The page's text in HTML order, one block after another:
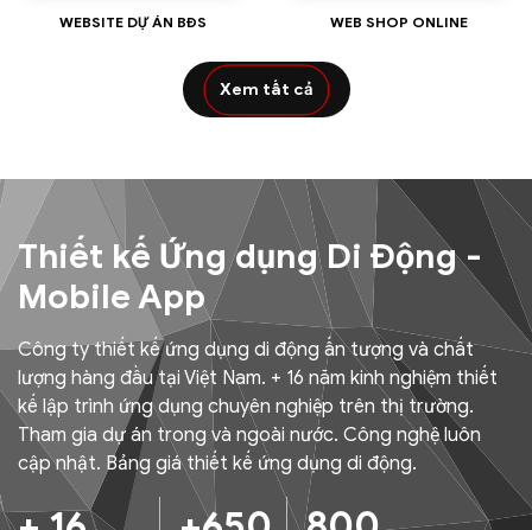
WEBSITE DỰ ÁN BĐS WEB SHOP ONLINE
Xem tất cả
Thiết kế Ứng dụng Di Động -
Mobile App
Công ty thiết kế ứng dụng di động ấn tượng và chất
lượng hàng đầu tại Việt Nam. + 16 năm kinh nghiệm thiết
kế lập trình ứng dụng chuyên nghiệp trên thị trường.
Tham gia dự án trong và ngoài nước. Công nghệ luôn
cập nhật. Bảng giá thiết kế ứng dụng di động.